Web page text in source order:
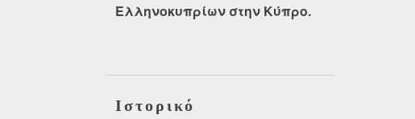
Ελληνοκυπρίων στην Κύπρο.
Ιστορικό